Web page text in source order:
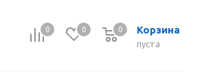
0 0 Корзина
пуста
0